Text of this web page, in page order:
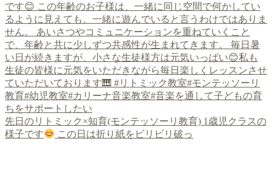
先日のリトミック×知育(モンテッソーリ教育) 1歳児クラスの
様子です
この日は折り紙をビリビリ破っ